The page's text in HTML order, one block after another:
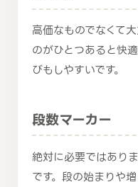
高価なものでなくて
のがひとつあると快
びもしやすいです。
段数マーカー
絶対に必要ではあり
です。段の始まりや